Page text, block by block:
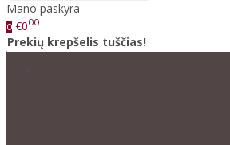
Mano paskyra
0 €000
Prekių krepšelis tuščias!